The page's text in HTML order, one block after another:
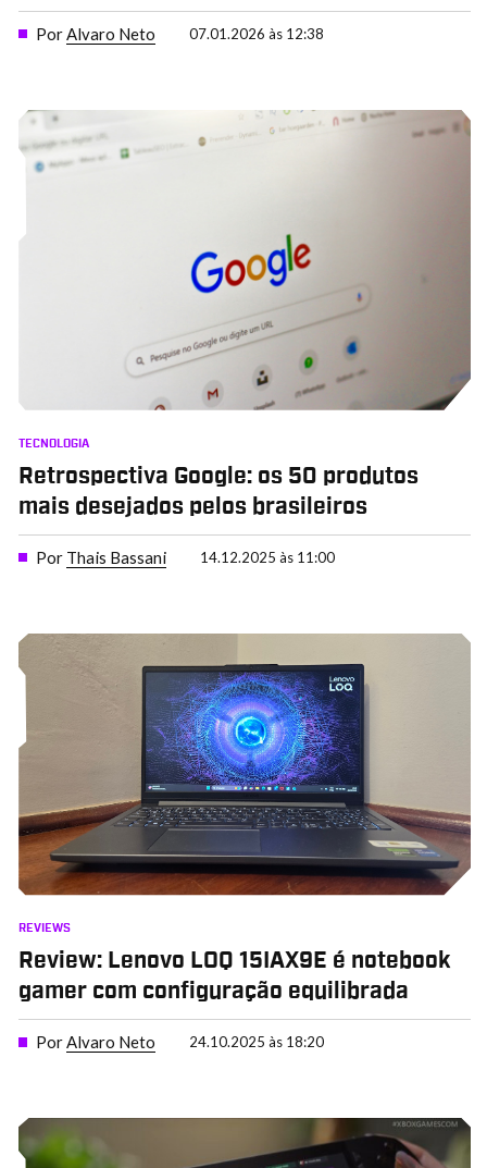
PorAlvaro Neto 07.01.2026 às 12:38
TECNOLOGIA
Retrospectiva Google: os 50 produtos
mais desejados pelos brasileiros
Por Thais Bassani 14.12.2025 às 11:00
REVIEWS
Review: Lenovo LOQ 15IAX9E é notebook
gamer com configuração equilibrada
PorAlvaro Neto 24.10.2025 às 18:20